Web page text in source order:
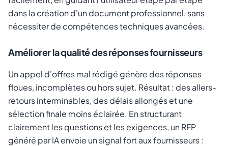
dans la création d'un document professionnel, sans
nécessiter de compétences techniques avancées.
Améliorer la qualité des réponses fournisseurs
Un appel d'offres mal rédigé génère des réponses
floues, incomplètes ou hors sujet. Résultat : des allers-
retours interminables, des délais allongés et une
sélection finale moins éclairée. En structurant
clairement les questions et les exigences, un RFP
généré par IA envoie un signal fort aux fournisseurs :